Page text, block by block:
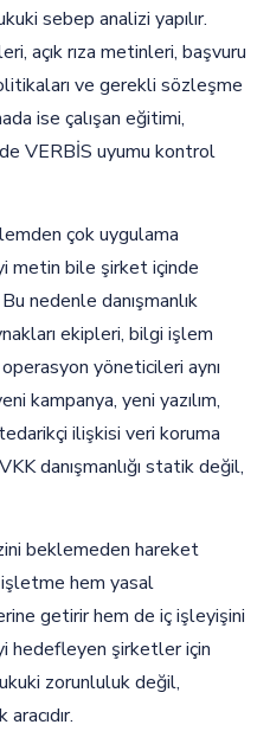
sebep analizi yapılır.
açık rıza metinleri, başvuru
ve gerekli sözleşme
ise çalışan eğitimi,
VERBİS uyumu kontrol
çok uygulama
metin bile şirket içinde
nedenle danışmanlık
ekipleri, bilgi işlem
yöneticileri aynı
kampanya, yeni yazılım,
ilişkisi veri koruma
danışmanlığı statik değil,
beklemeden hareket
hem yasal
getirir hem de iç işleyişini
hedefleyen şirketler için
zorunluluk değil,